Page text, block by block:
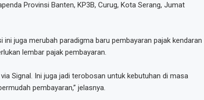
Provinsi Banten, KP3B, Curug, Kota Serang, Jumat
ini juga merubah paradigma baru pembayaran pajak kendaran
lembar pajak pembayaran.
Signal. Ini juga jadi terobosan untuk kebutuhan di masa
pembayaran,” jelasnya.